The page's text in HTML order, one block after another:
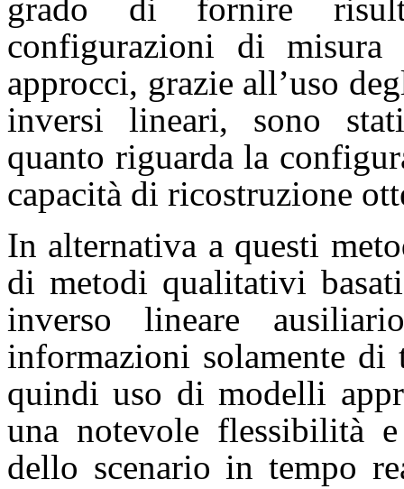
grado di fornire
configurazioni di misura
approcci, grazie all’uso
inversi lineari, sono
quanto riguarda la
capacità di ricostruzione
In alternativa a questi
di metodi qualitativi
inverso lineare
informazioni solamente
quindi uso di modelli
una notevole flessibilità
dello scenario in tempo